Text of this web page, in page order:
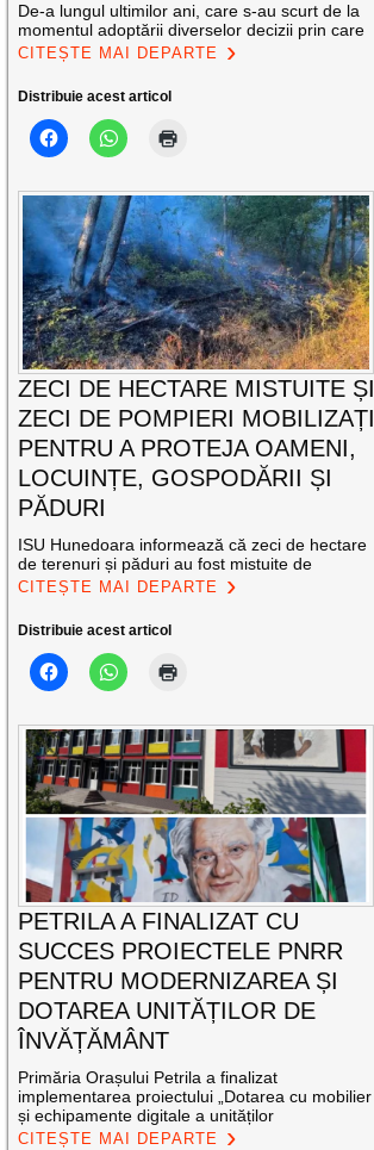
De-a lungul ultimilor ani, care s-au scurt de la
momentul adoptării diverselor decizii prin care
CITEȘTE MAI DEPARTE
Distribuie acest articol
ZECI DE HECTARE MISTUITE ȘI
ZECI DE POMPIERI MOBILIZAȚI
PENTRU A PROTEJA OAMENI,
LOCUINȚE, GOSPODĂRII ȘI
PĂDURI
ISU Hunedoara informează că zeci de hectare
de terenuri și păduri au fost mistuite de
CITEȘTE MAI DEPARTE
Distribuie acest articol
PETRILA A FINALIZAT CU
SUCCES PROIECTELE PNRR
PENTRU MODERNIZAREA ȘI
DOTAREA UNITĂȚILOR DE
ÎNVĂȚĂMÂNT
Primăria Orașului Petrila a finalizat
implementarea proiectului „Dotarea cu mobilier
și echipamente digitale a unităților
CITEȘTE MAI DEPARTE